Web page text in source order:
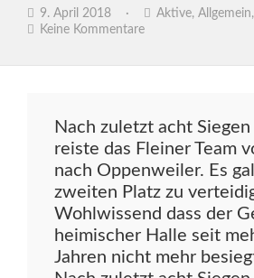
9. April 2018 · Aktive, Allgemein,
Keine Kommentare
Nach zuletzt acht Siegen
reiste das Fleiner Team
nach Oppenweiler. Es
zweiten Platz zu
Wohlwissend dass der
heimischer Halle seit
Jahren nicht mehr